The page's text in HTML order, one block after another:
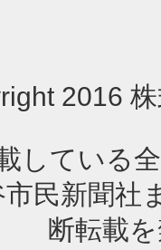
2016
している
民新聞社
断転載